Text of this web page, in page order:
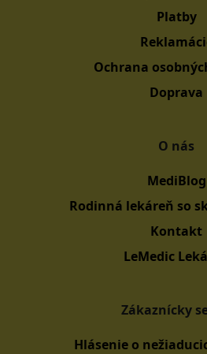
Platby
Ochrana
Doprava
O nás
MediBlog
Rodinná lekáreň so
Kontakt
LeMedic
Zákaznícky
Hlásenie o